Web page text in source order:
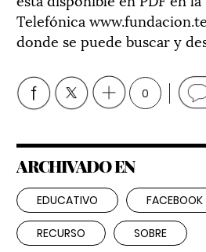
Telefónica
donde se puede buscar y
0
ARCHIVADO EN
EDUCATIVO FACEBOOK
RECURSO SOBRE